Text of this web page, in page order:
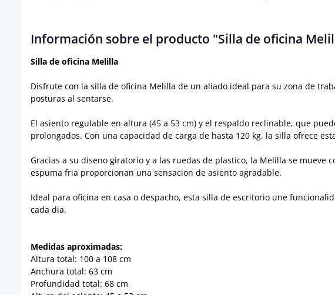
Información sobre el producto "Silla de oficina
Silla de oficina Melilla
Disfrute con la silla de oficina Melilla de un aliado ideal para su zona de
posturas al sentarse.
El asiento regulable en altura (45 a 53 cm) y el respaldo reclinable, que
prolongados. Con una capacidad de carga de hasta 120 kg, la silla ofrece
Gracias a su diseno giratorio y a las ruedas de plastico, la Melilla se
espuma fria proporcionan una sensacion de asiento agradable.
Ideal para oficina en casa o despacho, esta silla de escritorio une
cada dia.
Medidas aproximadas:
Altura total: 100 a 108 cm
Anchura total: 63 cm
Profundidad total: 68 cm